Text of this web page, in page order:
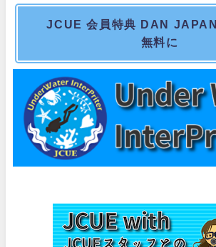
JCUE 会員特典 DAN
無料に